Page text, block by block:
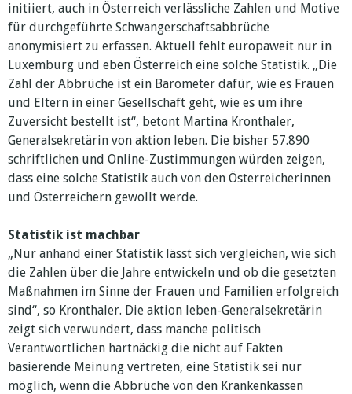
initiiert, auch in Österreich verlässliche Zahlen und Motive
für durchgeführte Schwangerschaftsabbrüche
anonymisiert zu erfassen. Aktuell fehlt europaweit nur in
Luxemburg und eben Österreich eine solche Statistik. „Die
Zahl der Abbrüche ist ein Barometer dafür, wie es Frauen
und Eltern in einer Gesellschaft geht, wie es um ihre
Zuversicht bestellt ist“, betont Martina Kronthaler,
Generalsekretärin von aktion leben. Die bisher 57.890
schriftlichen und Online-Zustimmungen würden zeigen,
dass eine solche Statistik auch von den Österreicherinnen
und Österreichern gewollt werde.
Statistik ist machbar
„Nur anhand einer Statistik lässt sich vergleichen, wie sich
die Zahlen über die Jahre entwickeln und ob die gesetzten
Maßnahmen im Sinne der Frauen und Familien erfolgreich
sind“, so Kronthaler. Die aktion leben-Generalsekretärin
zeigt sich verwundert, dass manche politisch
Verantwortlichen hartnäckig die nicht auf Fakten
basierende Meinung vertreten, eine Statistik sei nur
möglich, wenn die Abbrüche von den Krankenkassen